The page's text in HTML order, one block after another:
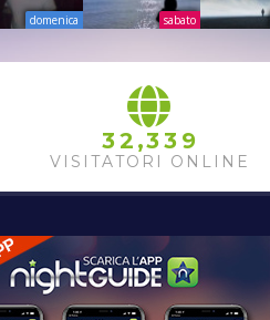
domenica sabato
32 ,33 9
VISITATORI ONLINE